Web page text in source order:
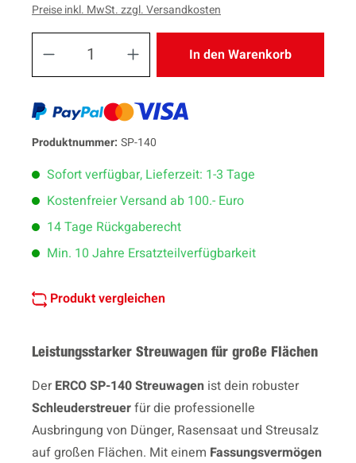
Preise inkl. MwSt. zzgl. Versandkosten
Produkt Anzahl: Gib den
In den Warenkorb
Produktnummer: SP-140
Sofort verfügbar, Lieferzeit: 1-3 Tage
Kostenfreier Versand ab 100.- Euro
14 Tage Rückgaberecht
Min. 10 Jahre Ersatzteilverfügbarkeit
Produkt vergleichen
Leistungsstarker Streuwagen für große Flächen
DerERCO SP-140 Streuwagen ist dein robuster
Schleuderstreuerfür die professionelle
Ausbringung von Dünger, Rasensaat und Streusalz
auf großen Flächen. Mit einem Fassungsvermögen